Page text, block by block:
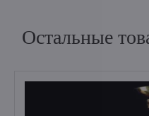
Остальные